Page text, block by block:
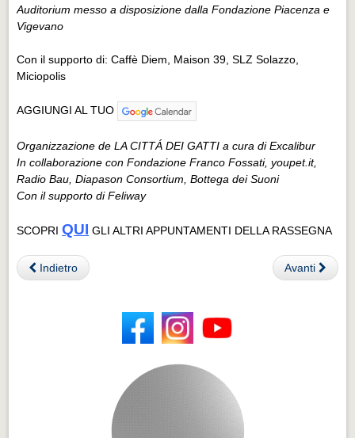
Auditorium messo a disposizione dalla Fondazione Piacenza e
Vigevano
Con il supporto di: Caffè Diem, Maison 39, SLZ Solazzo,
Miciopolis
AGGIUNGI AL TUO
Organizzazione de LA CITTÁ DEI GATTI a cura di Excalibur
In collaborazione con Fondazione Franco Fossati, youpet.it,
Radio Bau, Diapason Consortium, Bottega dei Suoni
Con il supporto di Feliway
SCOPRIQUI GLI ALTRI APPUNTAMENTI DELLA RASSEGNA
Indietro Avanti